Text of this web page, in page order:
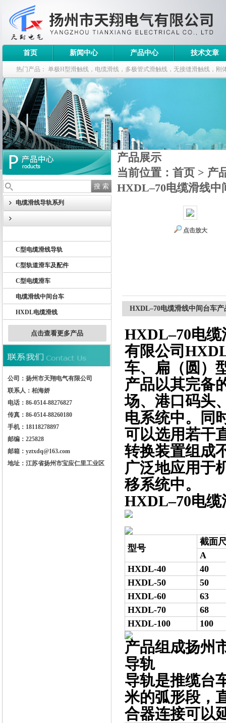
扬州市天翔电气有限公司
首页 新闻中心 产品中心 技术文章
热门产品： 单极H型滑触线，电缆滑线，多极管式滑触线，无接缝滑触线，刚
钢电缆滑车
电缆滑线导轨系列
天车电缆滑线
C型电缆滑线导轨
C型轨道滑车及配件
C型电缆滑车
电缆滑线中间台车
HXDL电缆滑线
点击查看更多产品
公司：扬州市天翔电气有限公司
联系人：柏海娇
电话：86-0514-88276827
传真：86-0514-88260180
手机：18118278897
邮编：225828
邮箱：yztxdq@163.com
地址：江苏省扬州市宝应仁里工业区
产品展示
当前位置： 首页 > 产
HXDL–70电缆滑线中
点击放大
HXDL–70电缆滑线中间台车产
HXDL–70电
有限公司
车、扁（圆）
产品以其完备
场、港口码头
电系统中。同
可以选用若干
转换装置组成
广泛地应用于
移系统中。
HXDL–70电
型号
截面
A
HXDL-40
40
HXDL-50
50
HXDL-60
63
HXDL-70
68
HXDL-100
100
产品组成扬州
导轨
导轨是推缆台
米的弧形段，
合器连接可以